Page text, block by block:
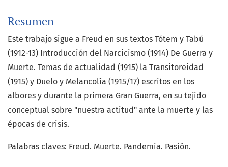
Resumen
Este trabajo sigue a Freud en sus textos Tótem y Tabú
(1912-13) Introducción del Narcicismo (1914) De Guerra y
Muerte. Temas de actualidad (1915) la Transitoreidad
(1915) y Duelo y Melancolía (1915/17) escritos en los
albores y durante la primera Gran Guerra, en su tejido
conceptual sobre "nuestra actitud" ante la muerte y las
épocas de crisis.
Palabras claves: Freud. Muerte. Pandemia. Pasión.